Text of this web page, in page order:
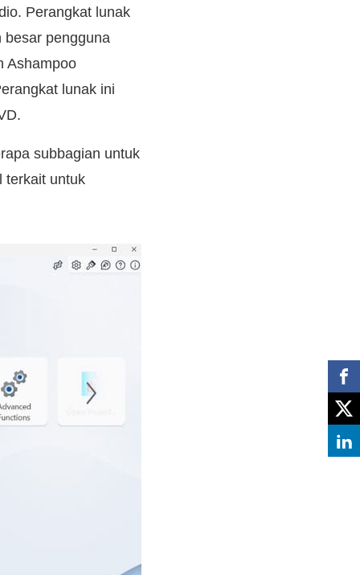
Perangkat lunak
besar pengguna
Ashampoo
lunak ini
subbagian untuk
terkait untuk